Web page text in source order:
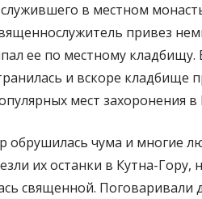
служившего в местном
привез
ее по местному кладбищу.
и вскоре кладбище
мест захоронения в
обрушилась чума и многие
их останки в Кутна-Гору,
священной. Поговаривали